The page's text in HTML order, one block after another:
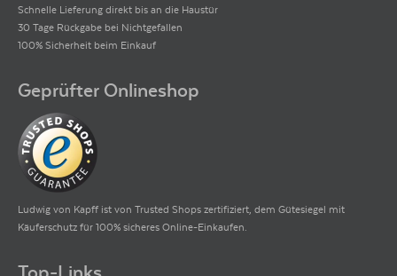
Schnelle Lieferung direkt bis an die Haustür
30 Tage Rückgabe bei Nichtgefallen
100% Sicherheit beim Einkauf
Geprüfter Onlineshop
Ludwig von Kapff ist von Trusted Shops zertifiziert, dem Gütesiegel mit
Käuferschutz für 100% sicheres Online-Einkaufen.